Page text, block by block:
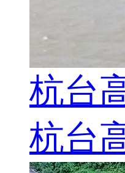
杭台
杭台